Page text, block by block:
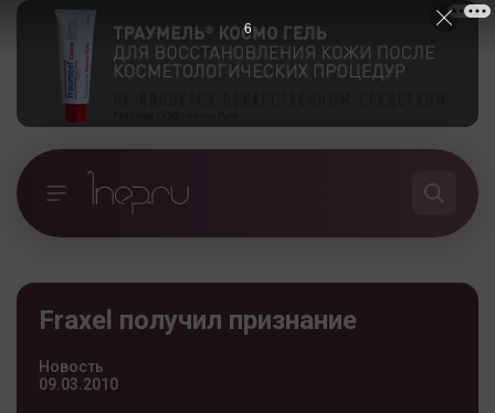
Fraxel получил признание
Новость
09.03.2010
5